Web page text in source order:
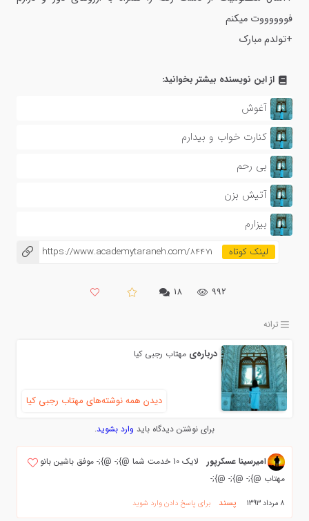
فووووووت میکنم
+تولدم مبارک
از این نویسنده بیشتر بخوانید:
آغوش
کنارت خواب و بیدارم
بی رحم
آتیش بزن
بیزارم
https://www.academytaraneh.com/84471
992 ۱۸
ترانه
درباره‌ی مهتاب رجبي كيا
دیدن همه نوشته‌های مهتاب رجبي كيا
برای نوشتن دیدگاه باید وارد بشوید.
امیرسینا عسکرپور
لایک 10 خدمت شما @};- @};- موفق باشین بانو
مهتاب @};- @};- @};-
8 مرداد 1393 پسند برای پاسخ دادن وارد شوید